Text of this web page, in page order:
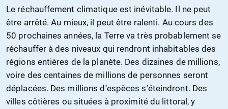
Le réchauffement climatique est inévitable. Il ne peut
être arrêté. Au mieux, il peut être ralenti. Au cours des
50 prochaines années, la Terre va très probablement se
réchauffer à des niveaux qui rendront inhabitables des
régions entières de la planète. Des dizaines de millions,
voire des centaines de millions de personnes seront
déplacées. Des millions d’espèces s’éteindront. Des
villes côtières ou situées à proximité du littoral, y